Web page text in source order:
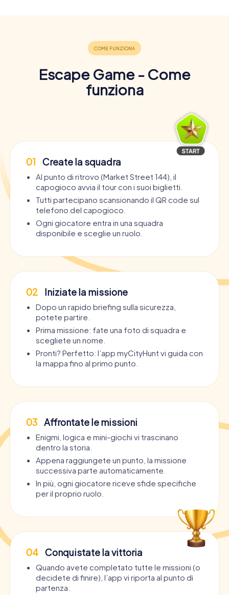
Escape Game - Come
funziona
01 Create la squadra
Al punto di ritrovo (Market Street 144), il
capogioco avvia il tour con i suoi biglietti.
Tutti partecipano scansionando il QR code sul
telefono del capogioco.
Ogni giocatore entra in una squadra
disponibile e sceglie un ruolo.
02 Iniziate la missione
Dopo un rapido briefing sulla sicurezza,
potete partire.
Prima missione: fate una foto di squadra e
scegliete un nome.
Pronti? Perfetto: l’app myCityHunt vi guida con
la mappa fino al primo punto.
03 Affrontate le missioni
Enigmi, logica e mini-giochi vi trascinano
dentro la storia.
Appena raggiungete un punto, la missione
successiva parte automaticamente.
In più, ogni giocatore riceve sfide specifiche
per il proprio ruolo.
04 Conquistate la vittoria
Quando avete completato tutte le missioni (o
decidete di finire), l’app vi riporta al punto di
partenza.